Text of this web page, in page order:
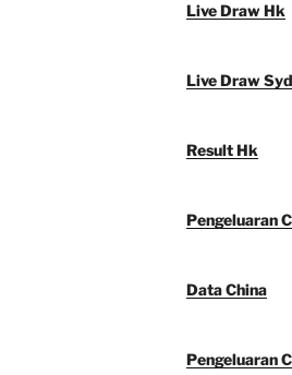
Live Draw Hk
Live Draw
Result Hk
Pengeluaran
Data China
Pengeluaran